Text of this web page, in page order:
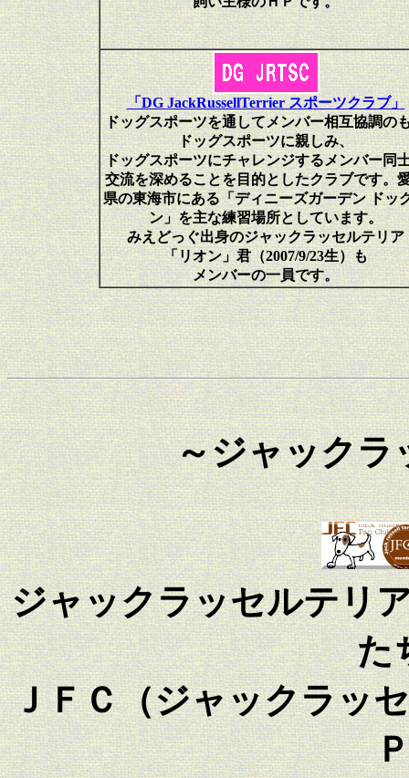
「DG JackRussellTerrier スポーツクラブ」
ドッグスポーツを通してメンバー相互協調の
ドッグスポーツに親しみ、
ドッグスポーツにチャレンジするメンバー同
交流を深めることを目的としたクラブです。
県の東海市にある「ディニーズガーデン ドッ
ン」を主な練習場所としています。
みえどっぐ出身のジャックラッセルテリア
「リオン」君（2007/9/23生）も
メンバーの一員です。
～ジャックラ
ジャックラッセルテリ
た
ＪＦＣ（ジャックラッ